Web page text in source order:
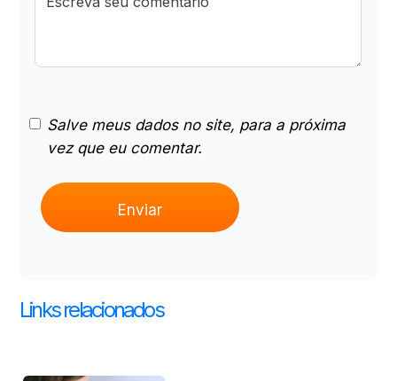
Salve meus dados no site, para a próxima
vez que eu comentar.
Links relacionados